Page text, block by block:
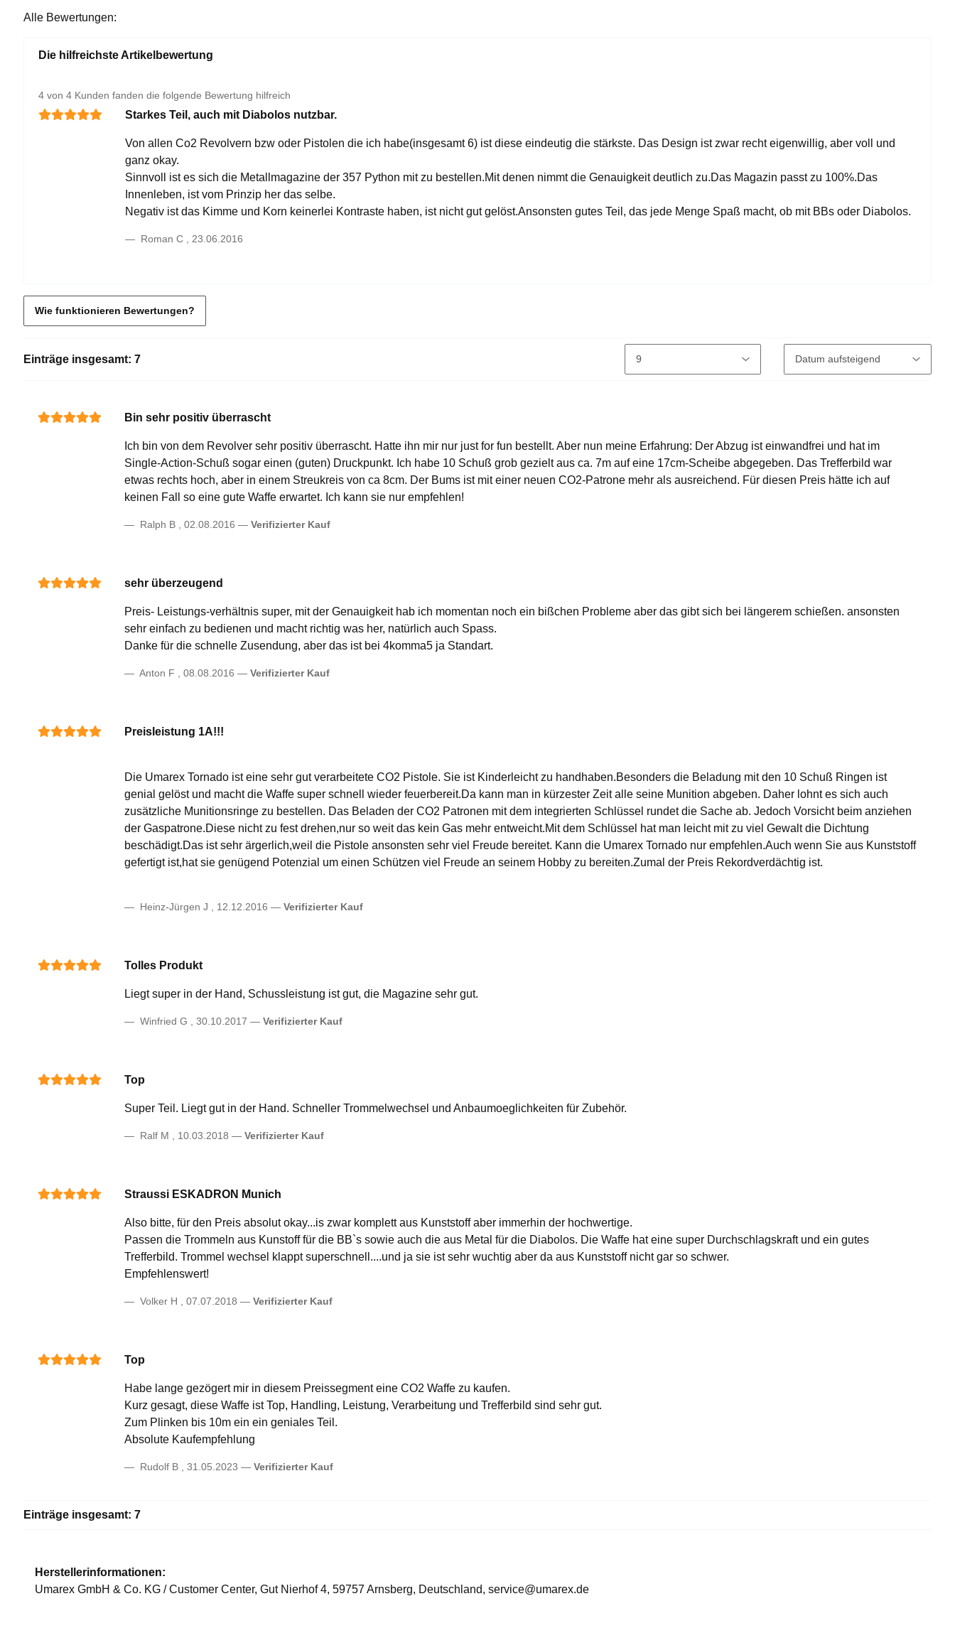
Alle Bewertungen:
Die hilfreichste Artikelbewertung
4 von 4 Kunden fanden die folgende Bewertung hilfreich
Starkes Teil, auch mit Diabolos nutzbar.
Von allen Co2 Revolvern bzw oder Pistolen die ich habe(insgesamt 6) ist diese eindeutig die stärkste. Das Design ist zwar recht eigenwillig, aber voll und
ganz okay.
Sinnvoll ist es sich die Metallmagazine der 357 Python mit zu bestellen.Mit denen nimmt die Genauigkeit deutlich zu.Das Magazin passt zu 100%.Das
Innenleben, ist vom Prinzip her das selbe.
Negativ ist das Kimme und Korn keinerlei Kontraste haben, ist nicht gut gelöst.Ansonsten gutes Teil, das jede Menge Spaß macht, ob mit BBs oder Diabolos.
Roman C 23.06.2016
Wie funktionieren Bewertungen?
Einträge insgesamt: 7
Bin sehr positiv überrascht
Ich bin von dem Revolver sehr positiv überrascht. Hatte ihn mir nur just for fun bestellt. Aber nun meine Erfahrung: Der Abzug ist einwandfrei und hat im
Single-Action-Schuß sogar einen (guten) Druckpunkt. Ich habe 10 Schuß grob gezielt aus ca. 7m auf eine 17cm-Scheibe abgegeben. Das Trefferbild war
etwas rechts hoch, aber in einem Streukreis von ca 8cm. Der Bums ist mit einer neuen CO2-Patrone mehr als ausreichend. Für diesen Preis hätte ich auf
keinen Fall so eine gute Waffe erwartet. Ich kann sie nur empfehlen!
Ralph B 02.08.2016 Verifizierter Kauf
sehr überzeugend
Preis- Leistungs-verhältnis super, mit der Genauigkeit hab ich momentan noch ein bißchen Probleme aber das gibt sich bei längerem schießen. ansonsten
sehr einfach zu bedienen und macht richtig was her, natürlich auch Spass.
Danke für die schnelle Zusendung, aber das ist bei 4komma5 ja Standart.
Anton F 08.08.2016 Verifizierter Kauf
Preisleistung 1A!!!
Die Umarex Tornado ist eine sehr gut verarbeitete CO2 Pistole. Sie ist Kinderleicht zu handhaben.Besonders die Beladung mit den 10 Schuß Ringen ist
genial gelöst und macht die Waffe super schnell wieder feuerbereit.Da kann man in kürzester Zeit alle seine Munition abgeben. Daher lohnt es sich auch
zusätzliche Munitionsringe zu bestellen. Das Beladen der CO2 Patronen mit dem integrierten Schlüssel rundet die Sache ab. Jedoch Vorsicht beim anziehen
der Gaspatrone.Diese nicht zu fest drehen,nur so weit das kein Gas mehr entweicht.Mit dem Schlüssel hat man leicht mit zu viel Gewalt die Dichtung
beschädigt.Das ist sehr ärgerlich,weil die Pistole ansonsten sehr viel Freude bereitet. Kann die Umarex Tornado nur empfehlen.Auch wenn Sie aus Kunststoff
gefertigt ist,hat sie genügend Potenzial um einen Schützen viel Freude an seinem Hobby zu bereiten.Zumal der Preis Rekordverdächtig ist.
Heinz-Jürgen J 12.12.2016 Verifizierter Kauf
Tolles Produkt
Liegt super in der Hand, Schussleistung ist gut, die Magazine sehr gut.
Winfried G 30.10.2017 Verifizierter Kauf
Top
Super Teil. Liegt gut in der Hand. Schneller Trommelwechsel und Anbaumoeglichkeiten für Zubehör.
Ralf M 10.03.2018 Verifizierter Kauf
Straussi ESKADRON Munich
Also bitte, für den Preis absolut okay...is zwar komplett aus Kunststoff aber immerhin der hochwertige.
Passen die Trommeln aus Kunstoff für die BB`s sowie auch die aus Metal für die Diabolos. Die Waffe hat eine super Durchschlagskraft und ein gutes
Trefferbild. Trommel wechsel klappt superschnell....und ja sie ist sehr wuchtig aber da aus Kunststoff nicht gar so schwer.
Empfehlenswert!
Volker H 07.07.2018 Verifizierter Kauf
Top
Habe lange gezögert mir in diesem Preissegment eine CO2 Waffe zu kaufen.
Kurz gesagt, diese Waffe ist Top, Handling, Leistung, Verarbeitung und Trefferbild sind sehr gut.
Zum Plinken bis 10m ein ein geniales Teil.
Absolute Kaufempfehlung
Rudolf B 31.05.2023 Verifizierter Kauf
Einträge insgesamt: 7
Herstellerinformationen:
Umarex GmbH & Co. KG / Customer Center, Gut Nierhof 4, 59757 Arnsberg, Deutschland, service@umarex.de